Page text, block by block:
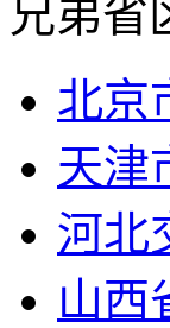
兄弟省
北京
天津
河北
山西